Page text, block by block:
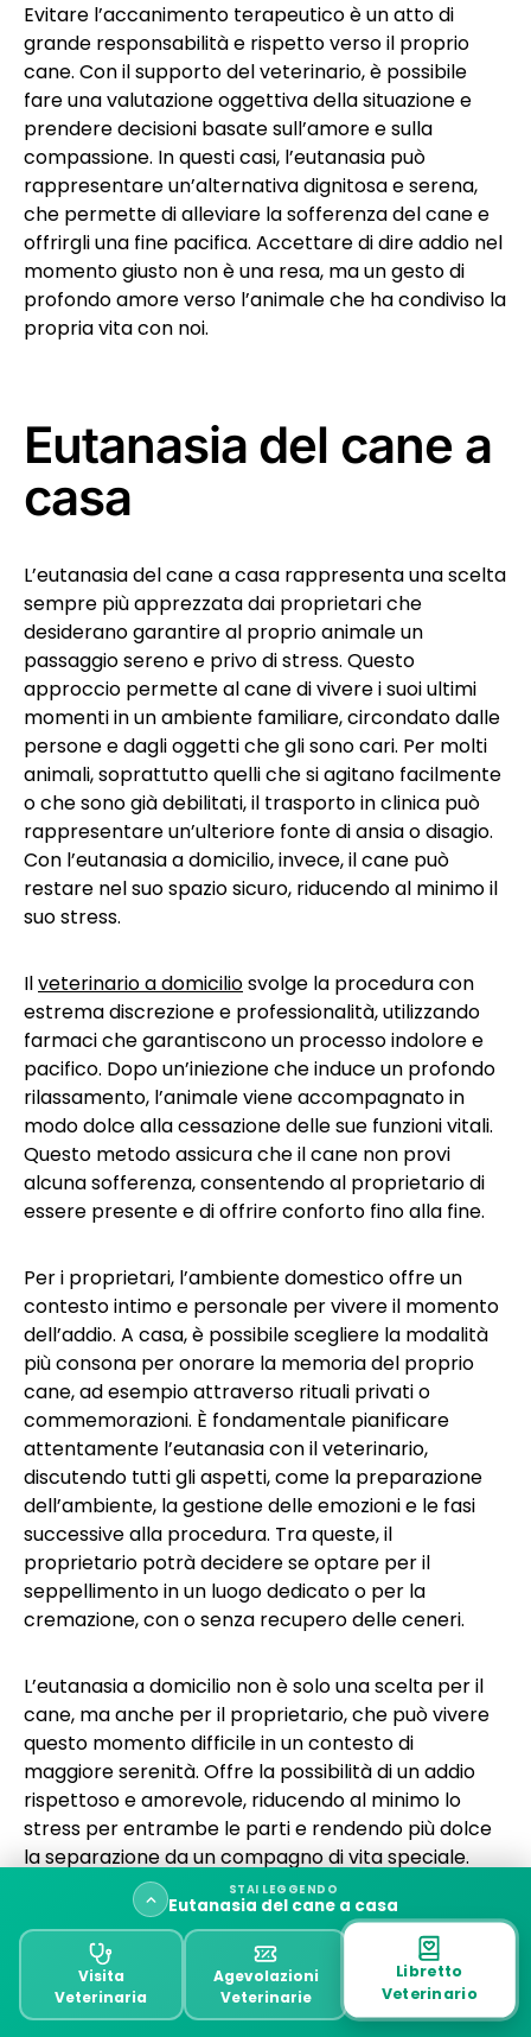
Evitare l’accanimento terapeutico è un atto di
grande responsabilità e rispetto verso il proprio
cane. Con il supporto del veterinario, è possibile
fare una valutazione oggettiva della situazione e
prendere decisioni basate sull’amore e sulla
compassione. In questi casi, l’eutanasia può
rappresentare un’alternativa dignitosa e serena,
che permette di alleviare la sofferenza del cane e
offrirgli una fine pacifica. Accettare di dire addio nel
momento giusto non è una resa, ma un gesto di
profondo amore verso l’animale che ha condiviso la
propria vita con noi.
Eutanasia del cane a
casa
L’eutanasia del cane a casa rappresenta una scelta
sempre più apprezzata dai proprietari che
desiderano garantire al proprio animale un
passaggio sereno e privo di stress. Questo
approccio permette al cane di vivere i suoi ultimi
momenti in un ambiente familiare, circondato dalle
persone e dagli oggetti che gli sono cari. Per molti
animali, soprattutto quelli che si agitano facilmente
o che sono già debilitati, il trasporto in clinica può
rappresentare un’ulteriore fonte di ansia o disagio.
Con l’eutanasia a domicilio, invece, il cane può
restare nel suo spazio sicuro, riducendo al minimo il
suo stress.
Ilveterinario a domiciliosvolge la procedura con
estrema discrezione e professionalità, utilizzando
farmaci che garantiscono un processo indolore e
pacifico. Dopo un’iniezione che induce un profondo
rilassamento, l’animale viene accompagnato in
modo dolce alla cessazione delle sue funzioni vitali.
Questo metodo assicura che il cane non provi
alcuna sofferenza, consentendo al proprietario di
essere presente e di offrire conforto fino alla fine.
Per i proprietari, l’ambiente domestico offre un
contesto intimo e personale per vivere il momento
dell’addio. A casa, è possibile scegliere la modalità
più consona per onorare la memoria del proprio
cane, ad esempio attraverso rituali privati o
commemorazioni. È fondamentale pianificare
attentamente l’eutanasia con il veterinario,
discutendo tutti gli aspetti, come la preparazione
dell’ambiente, la gestione delle emozioni e le fasi
successive alla procedura. Tra queste, il
proprietario potrà decidere se optare per il
seppellimento in un luogo dedicato o per la
cremazione, con o senza recupero delle ceneri.
L’eutanasia a domicilio non è solo una scelta per il
cane, ma anche per il proprietario, che può vivere
questo momento difficile in un contesto di
maggiore serenità. Offre la possibilità di un addio
rispettoso e amorevole, riducendo al minimo lo
stress per entrambe le parti e rendendo più dolce
la separazione da un compagno di vita speciale.
Eutanasia del cane in
STAI LEGGENDO
Eutanasia del cane a casa
Che cos’è l’eutanasia del cane?
Quando è consigliata l’eutanasia veterinaria
Visita
Veterinaria
Agevolazioni
Veterinarie
Libretto
Veterinario